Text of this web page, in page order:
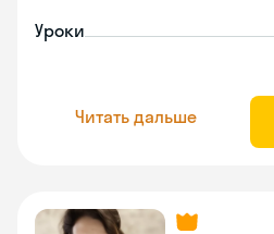
Уроки
Читать дальше